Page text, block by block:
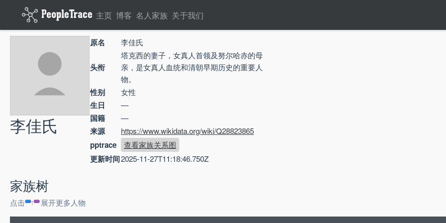
主页 博客 名人家族 关于我们
李佳氏
原名 李佳氏
头衔
塔克西的妻子，女真人首领及努尔哈赤的母
亲，是女真人血统和清朝早期历史的重要人
物。
性别 女性
生日 —
国籍 —
来源 https://www.wikidata.org/wiki/Q28823865
pptrace 查看家族关系图
更新时间2025-11-27T11:18:46.750Z
家族树
点击 展开更多人物